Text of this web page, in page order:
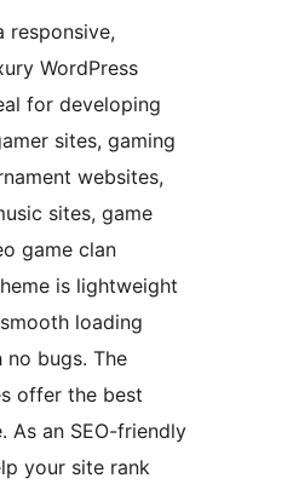
responsive,
WordPress
for developing
sites, gaming
websites,
sites, game
game clan
is lightweight
loading
bugs. The
offer the best
As an SEO-friendly
your site rank